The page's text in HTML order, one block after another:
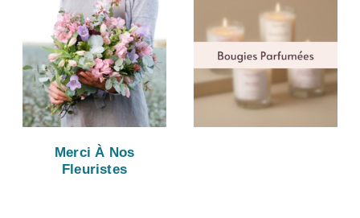
Merci À Nos
Fleuristes